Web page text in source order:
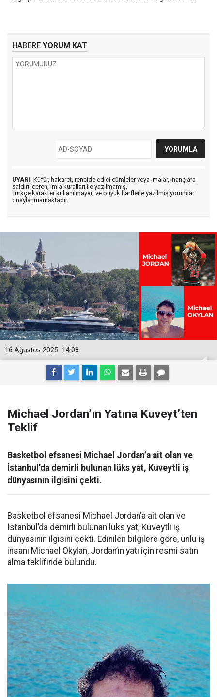
HABERE YORUM KAT
UYARI: Küfür, hakaret, rencide edici cümleler veya imalar, inançlara
saldırı içeren, imla kuralları ile yazılmamış,
Türkçe karakter kullanılmayan ve büyük harflerle yazılmış yorumlar
onaylanmamaktadır.
14:08
16 Ağustos 2025
Michael Jordan’ın Yatına Kuveyt’ten
Teklif
Basketbol efsanesi Michael Jordan’a ait olan ve
İstanbul’da demirli bulunan lüks yat, Kuveytli iş
dünyasının ilgisini çekti.
Basketbol efsanesi Michael Jordan’a ait olan ve
İstanbul’da demirli bulunan lüks yat, Kuveytli iş
dünyasının ilgisini çekti. Edinilen bilgilere göre, ünlü iş
insanı Michael Okylan, Jordan’ın yatı için resmi satın
alma teklifinde bulundu.